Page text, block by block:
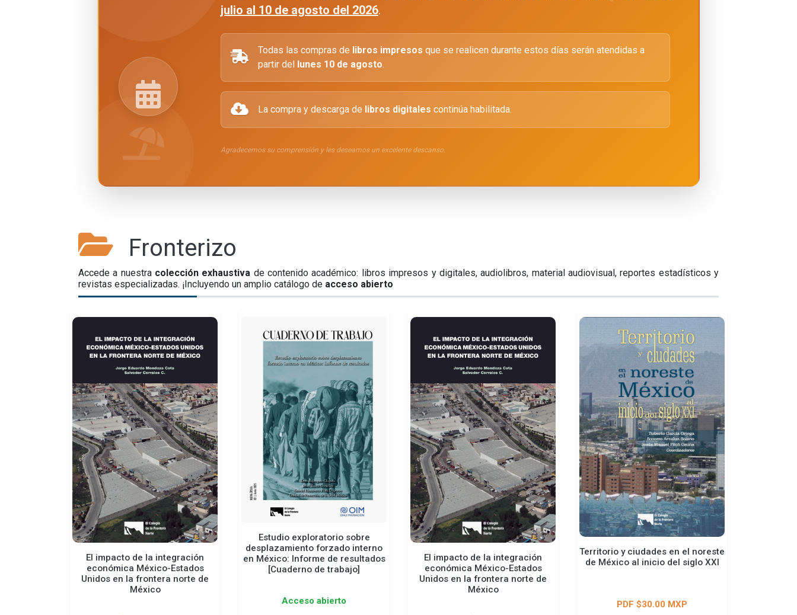
julio al 10 de agosto del 2026.
Todas las compras de libros impresos que se realicen durante estos días serán atendidas a
partir del lunes 10 de agosto.
La compra y descarga de libros digitales continúa habilitada.
Agradecemos su comprensión y les deseamos un excelente descanso.
Fronterizo
Accede a nuestra colección exhaustiva de contenido académico: libros impresos y digitales, audiolibros, material audiovisual, reportes estadísticos y
revistas especializadas. ¡Incluyendo un amplio catálogo de acceso abierto
El impacto de la integración
económica México-Estados
Unidos en la frontera norte de
México
Estudio exploratorio sobre
desplazamiento forzado interno
en México: Informe de resultados
[Cuaderno de trabajo]
Acceso abierto
El impacto de la integración
económica México-Estados
Unidos en la frontera norte de
México
Territorio y ciudades en el noreste
de México al inicio del siglo XXI
PDF $30.00 MXP